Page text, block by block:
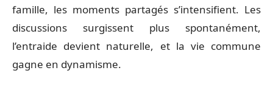
famille, les moments partagés s’intensifient. Les
discussions surgissent plus spontanément,
l’entraide devient naturelle, et la vie commune
gagne en dynamisme.